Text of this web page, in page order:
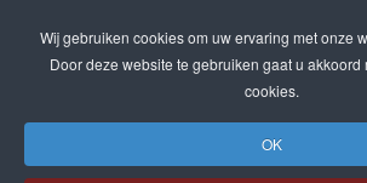
Wij gebruiken cookies om uw ervaring met onze
Door deze website te gebruiken gaat u akkoord
cookies.
OK